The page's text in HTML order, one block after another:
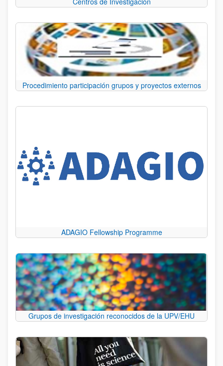
Procedimiento participación grupos y proyectos externos
ADAGIO Fellowship Programme
Grupos de investigación reconocidos de la UPV/EHU